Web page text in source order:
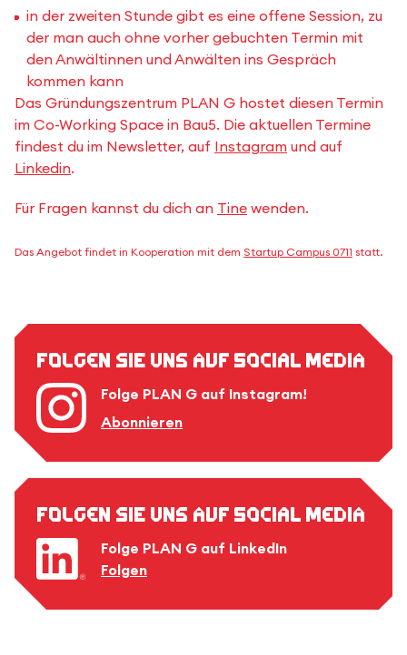
in der zweiten Stunde gibt es eine offene Session, zu
der man auch ohne vorher gebuchten Termin mit
den Anwältinnen und Anwälten ins Gespräch
kommen kann
Das Gründungszentrum PLAN G hostet diesen Termin
im Co-Working Space in Bau5. Die aktuellen Termine
findest du im Newsletter, auf Instagram und auf
Linkedin.
Für Fragen kannst du dich an Tine wenden.
Das Angebot findet in Kooperation mit dem Startup Campus 0711 statt.
Folgen Sie uns auf Social Media
Folge PLAN G auf Instagram!
Abonnieren
Folgen Sie uns auf Social Media
Folge PLAN G auf LinkedIn
Folgen